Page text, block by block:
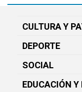
CULTURA Y
DEPORTE
SOCIAL
EDUCACIÓN